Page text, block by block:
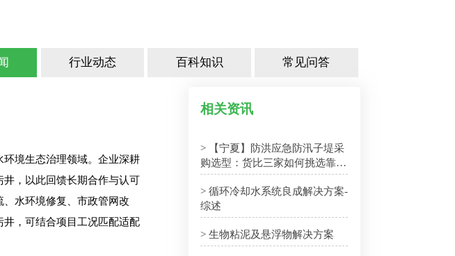
行业动态 百科知识 常见问答
境生态治理领域。企业深耕
，以此回馈长期合作与认可
水环境修复、市政管网改
，可结合项目工况匹配适配
相关资讯
> 【宁夏】防洪应急防汛子堤采
购选型：货比三家如何挑选靠谱
厂家
> 循环冷却水系统良成解决方案-
综述
> 生物粘泥及悬浮物解决方案